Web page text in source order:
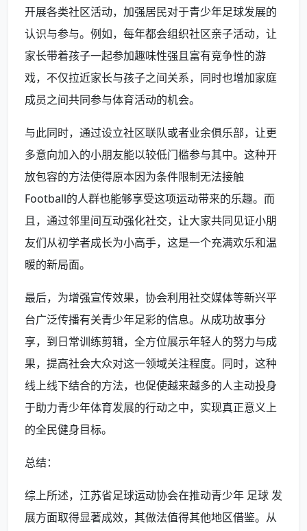
开展各类社区活动，加强居民对于青少年足球发展的
认识与参与。例如，每年都会组织社区亲子活动，让
家长带着孩子一起参加趣味性强且富有竞争性的游
戏，不仅拉近家长与孩子之间关系，同时也增加家庭
成员之间共同参与体育活动的机会。
与此同时，通过设立社区联队或者业余俱乐部，让更
多意向加入的小朋友能以较低门槛参与其中。这种开
放包容的方法使得原本因为条件限制无法接触
Football的人群也能够享受这项运动带来的乐趣。而
且，通过邻里间互动强化社交，让大家共同见证小朋
友们从初学者成长为小高手，这是一个充满欢乐和温
暖的新局面。
最后，为增强宣传效果，协会利用社交媒体等新兴平
台广泛传播有关青少年足彩的信息。从成功故事分
享，到日常训练剪辑，全方位展示年轻人的努力与成
果，提高社会大众对这一领域关注程度。同时，这种
线上线下结合的方法，也促使越来越多的人主动投身
于助力青少年体育发展的行动之中，实现真正意义上
的全民健身目标。
总结：
综上所述，江苏省足球运动协会在推动青少年 足球 发
展方面取得显著成效，其做法值得其他地区借鉴。从